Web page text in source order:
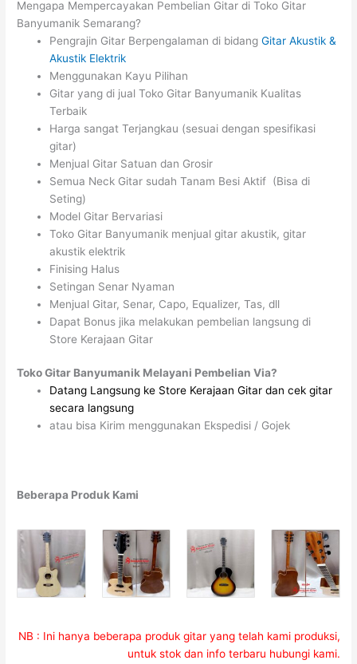
Mengapa Mempercayakan Pembelian Gitar di Toko Gitar
Banyumanik Semarang?
Pengrajin Gitar Berpengalaman di bidangGitar Akustik &
Akustik Elektrik
Menggunakan Kayu Pilihan
Gitar yang di jual Toko Gitar Banyumanik Kualitas
Terbaik
Harga sangat Terjangkau (sesuai dengan spesifikasi
gitar)
Menjual Gitar Satuan dan Grosir
Semua Neck Gitar sudah Tanam Besi Aktif (Bisa di
Seting)
Model Gitar Bervariasi
Toko Gitar Banyumanik menjual gitar akustik, gitar
akustik elektrik
Finising Halus
Setingan Senar Nyaman
Menjual Gitar, Senar, Capo, Equalizer, Tas, dll
Dapat Bonus jika melakukan pembelian langsung di
Store Kerajaan Gitar
Toko Gitar Banyumanik Melayani Pembelian Via?
Datang Langsung ke Store Kerajaan Gitar dan cek gitar
secara langsung
atau bisa Kirim menggunakan Ekspedisi / Gojek
Beberapa Produk Kami
NB : Ini hanya beberapa produk gitar yang telah kami produksi,
untuk stok dan info terbaru hubungi kami.